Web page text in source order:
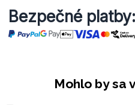
Bezpečné platby:
Mohlo by sa